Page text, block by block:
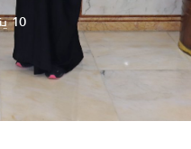
10 يناير 2024